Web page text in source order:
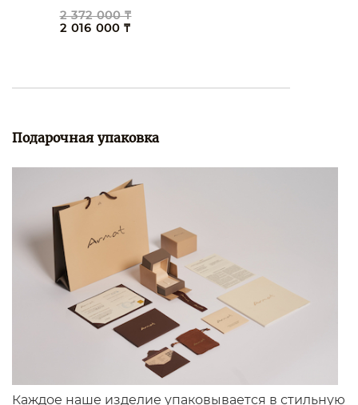
2 372 000 ₸
2 016 000 ₸
Подарочная упаковка
Каждое наше изделие упаковывается в стильную